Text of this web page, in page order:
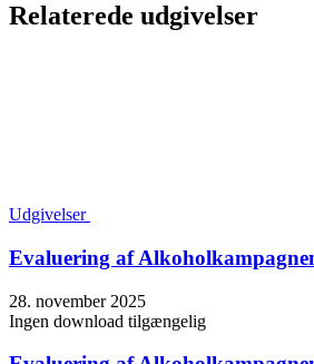
Relaterede udgivelser
Udgivelser
Evaluering af
28. november 2025
Ingen download tilgængelig